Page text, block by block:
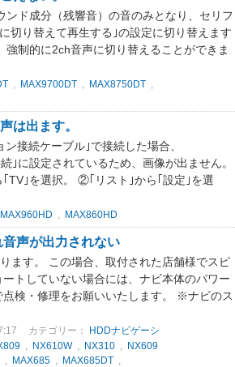
ド成分（残響音）の音のみとなり、セリフ
切り替えて再生する｣の設定に切り替えます
制的に2ch音声に切り替えることができま
, MAX9700DT , MAX8750DT ,
は出ます。
接続ケーブル｣で接続した場合、
｣に設定されているため、画像が出ません。
TV｣を選択。 ②｢リスト｣から｢設定｣を選
MAX960HD , MAX860HD
声が出力されない
ます。 この場合、取付された店舗様でスピ
トしていない場合には、ナビ本体のパワー
検・修理をお願いいたします。 ※ナビのス
カテゴリー：
HDDナビゲーシ
, NX610W, NX310 , NX609
, MAX685 , MAX685DT ,